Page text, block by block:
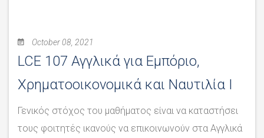
October 08, 2021
LCE 107 Αγγλικά για Εμπόριο,
Χρηματοοικονομικά και Ναυτιλία Ι
Γενικός στόχος του μαθήματος είναι να καταστήσει
τους φοιτητές ικανούς να επικοινωνούν στα Αγγλικά